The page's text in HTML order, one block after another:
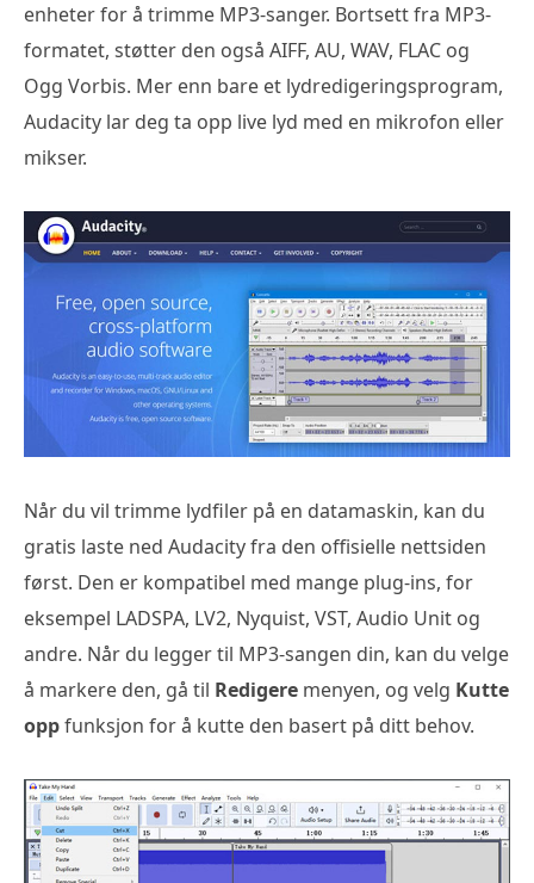
enheter for å trimme MP3-sanger. Bortsett fra MP3-
formatet, støtter den også AIFF, AU, WAV, FLAC og
Ogg Vorbis. Mer enn bare et lydredigeringsprogram,
Audacity lar deg ta opp live lyd med en mikrofon eller
mikser.
Når du vil trimme lydfiler på en datamaskin, kan du
gratis laste ned Audacity fra den offisielle nettsiden
først. Den er kompatibel med mange plug-ins, for
eksempel LADSPA, LV2, Nyquist, VST, Audio Unit og
andre. Når du legger til MP3-sangen din, kan du velge
å markere den, gå til Redigere menyen, og velg Kutte
oppfunksjon for å kutte den basert på ditt behov.